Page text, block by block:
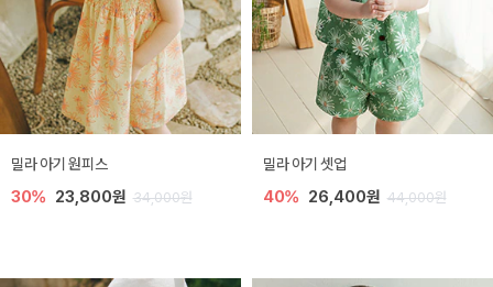
밀라 아기 원피스
30% 23,800원 34,000원
밀라 아기 셋업
40% 26,400원 44,000원